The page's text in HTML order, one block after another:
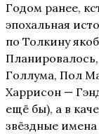
Годом ранее,
эпохальная
по Толкину
Голлума, Пол
Харрисон —
ещё бы), а в
звёздные